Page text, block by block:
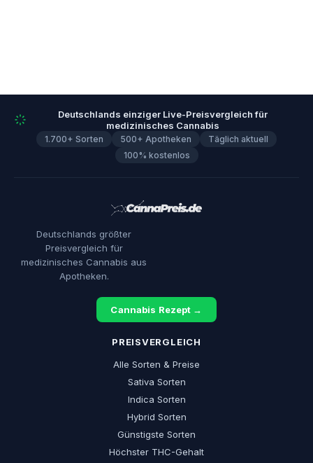
Deutschlands einziger Live-Preisvergleich für
medizinisches Cannabis
1.700+ Sorten 500+ Apotheken
Täglich aktuell
100% kostenlos
Deutschlands größter
Preisvergleich für
medizinisches Cannabis aus
Apotheken.
Cannabis Rezept →
PREISVERGLEICH
Alle Sorten & Preise
Sativa Sorten
Indica Sorten
Hybrid Sorten
Günstigste Sorten
Höchster THC-Gehalt